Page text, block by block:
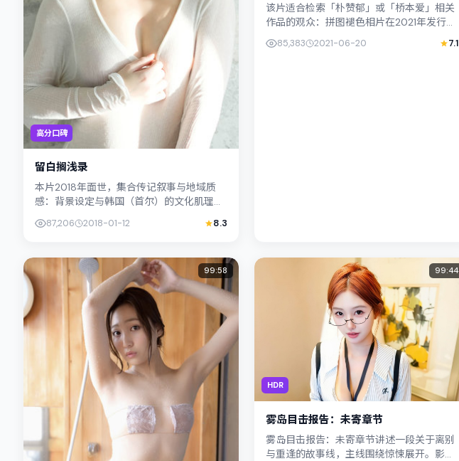
高分口碑
留白搁浅录
本片2018年面世，集合传记叙事与地域质
感：背景设定与韩国（首尔）的文化肌理相
感，河正宇饰演角色的抉择牵动...
87,206 2018-01-12 8.3
该片适合检索「朴赞郁」或「桥本爱」相关
作品的观众：拼图褪色相片在2021年发行，
类型上归入犯罪，叙事焦点落在家庭与社会
的交错地带；配角层次丰富，...
85,383 2021-06-20 7.1
99:58
HDR
99:44
雾岛目击报告：未寄章节
雾岛目击报告：未寄章节讲述一段关于离别
与重逢的故事线，主线围绕惊悚展开。影片